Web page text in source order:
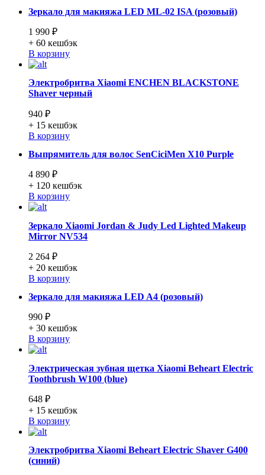
Зеркало для макияжа LED ML-02 ISA (розовый)
1 990 ₽
+ 60 кешбэк
В корзину
Электробритва Xiaomi ENCHEN BLACKSTONE
Shaver черный
940 ₽
+ 15 кешбэк
В корзину
Выпрямитель для волос SenCiciMen X10 Purple
4 890 ₽
+ 120 кешбэк
В корзину
Зеркало Xiaomi Jordan & Judy Led Lighted Makeup
Mirror NV534
2 264 ₽
+ 20 кешбэк
В корзину
Зеркало для макияжа LED A4 (розовый)
990 ₽
+ 30 кешбэк
В корзину
Электрическая зубная щетка Xiaomi Beheart Electric
Toothbrush W100 (blue)
648 ₽
+ 15 кешбэк
В корзину
Электробритва Xiaomi Beheart Electric Shaver G400
(синий)